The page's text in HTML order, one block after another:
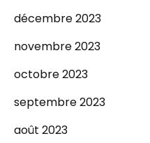
décembre 2023
novembre 2023
octobre 2023
septembre 2023
août 2023